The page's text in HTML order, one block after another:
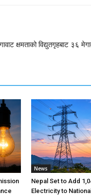
क्षमताको विद्युतगृहबाट ३६
News
Nepal Set to Add
Electricity to